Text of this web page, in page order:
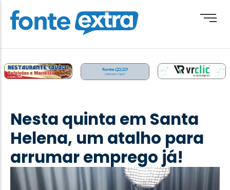
Destaque
Esporte
Geral
Obituário
Nesta quinta em Santa
Helena, um atalho para
arrumar emprego já!